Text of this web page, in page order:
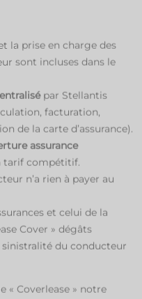
la prise en charge des
sont incluses dans le
par Stellantis
facturation,
de la carte d’assurance).​
assurance
tarif compétitif.​
n’a rien à payer au
et celui de la
Cover » dégâts
du conducteur
« Coverlease » notre